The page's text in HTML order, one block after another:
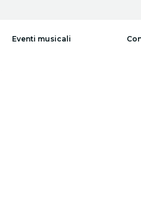
Eventi musicali